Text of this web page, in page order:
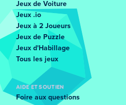
Jeux de Voiture
Jeux .io
Jeux à 2 Joueurs
Jeux de Puzzle
Jeux d'Habillage
Tous les jeux
AIDE ET SOUTIEN
Foire aux questions